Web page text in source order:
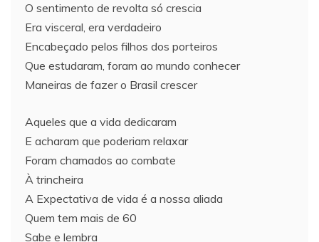
O sentimento de revolta só crescia
Era visceral, era verdadeiro
Encabeçado pelos filhos dos porteiros
Que estudaram, foram ao mundo conhecer
Maneiras de fazer o Brasil crescer
Aqueles que a vida dedicaram
E acharam que poderiam relaxar
Foram chamados ao combate
À trincheira
A Expectativa de vida é a nossa aliada
Quem tem mais de 60
Sabe e lembra